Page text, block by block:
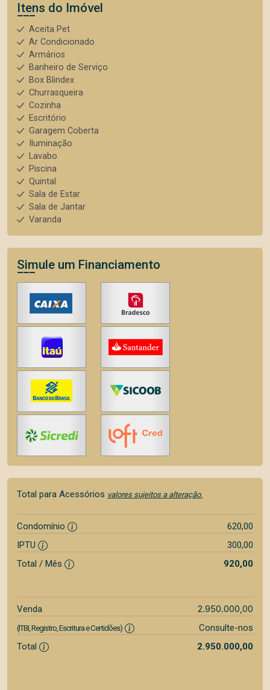
Itens do Imóvel
Aceita Pet
Ar Condicionado
Armários
Banheiro de Serviço
Box Blindex
Churrasqueira
Cozinha
Escritório
Garagem Coberta
Iluminação
Lavabo
Piscina
Quintal
Sala de Estar
Sala de Jantar
Varanda
Simule um Financiamento
Total para Acessórios valores sujeitos a alteração.
Condomínio
620,00
IPTU
300,00
Total / Mês
920,00
Venda 2.950.000,00
(ITBI, Registro, Escritura e Certidões)
Consulte-nos
Total
2.950.000,00